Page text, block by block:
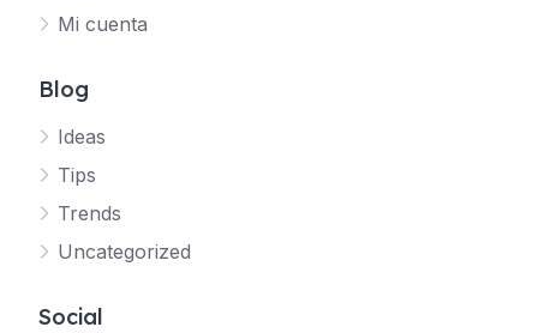
Mi cuenta
Blog
Ideas
Tips
Trends
Uncategorized
Social